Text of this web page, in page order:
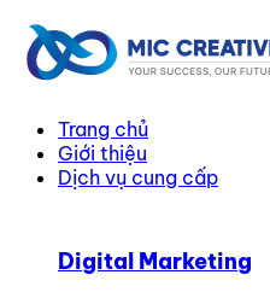
Trang chủ
Giới thiệu
Dịch vụ cung cấp
Digital Marketing